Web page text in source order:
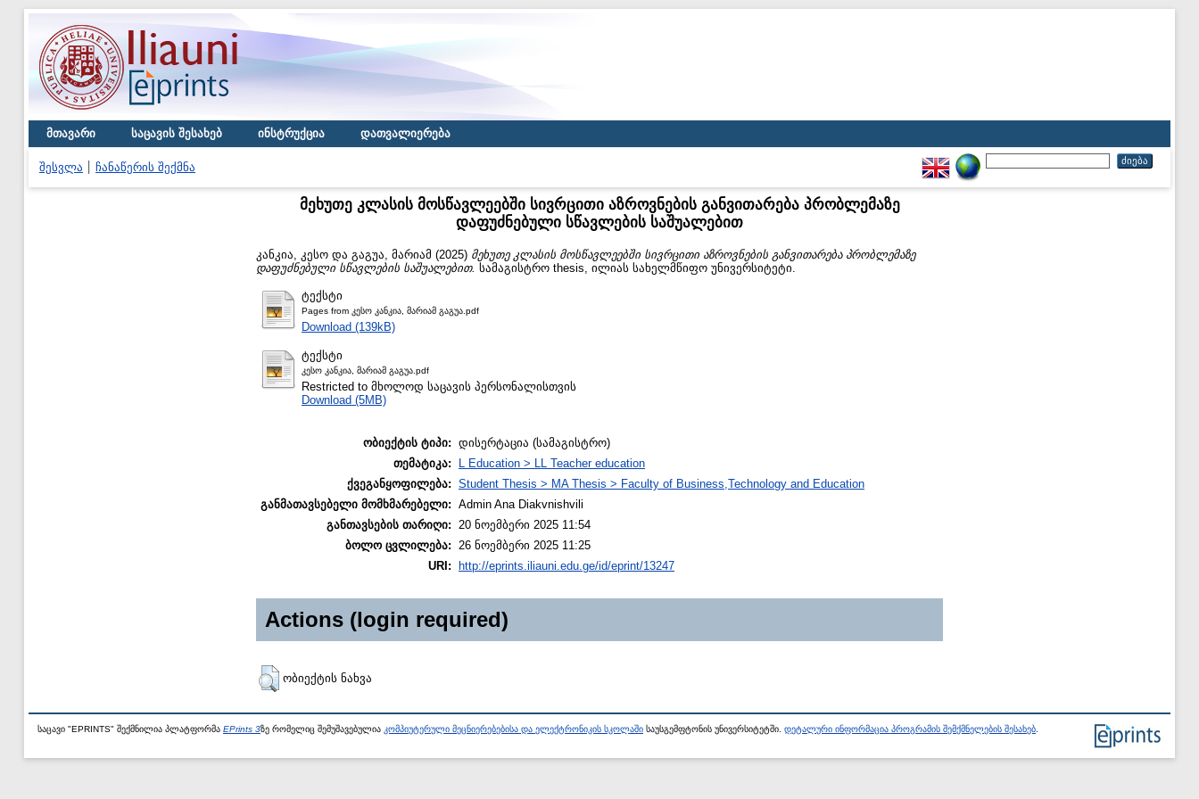
მთავარი საცავის შესახებ ინსტრუქცია დათვალიერება
შესვლა ჩანაწერის შექმნა
მეხუთე კლასის მოსწავლეებში სივრცითი აზროვნების განვითარება პრობლემაზე
დაფუძნებული სწავლების საშუალებით
კანკია, კესო და გაგუა, მარიამ (2025) მეხუთე კლასის მოსწავლეებში სივრცითი აზროვნების განვითარება პრობლემაზე
დაფუძნებული სწავლების საშუალებით. სამაგისტრო thesis, ილიას სახელმწიფო უნივერსიტეტი.
ტექსტი
Pages from კესო კანკია, მარიამ გაგუა.pdf
Download (139kB)
ტექსტი
კესო კანკია, მარიამ გაგუა.pdf
Restricted to მხოლოდ საცავის პერსონალისთვის
Download (5MB)
ობიექტის ტიპი: დისერტაცია (სამაგისტრო)
თემატიკა:
L Education > LL Teacher education
ქვეგანყოფილება: Student Thesis > MA Thesis > Faculty of Business,Technology and Education
განმათავსებელი მომხმარებელი: Admin Ana Diakvnishvili
განთავსების თარიღი: 20 ნოემბერი 2025 11:54
ბოლო ცვლილება: 26 ნოემბერი 2025 11:25
URI:
http://eprints.iliauni.edu.ge/id/eprint/13247
Actions (login required)
ობიექტის ნახვა
საცავი "EPRINTS" შექმნილია პლატფორმა EPrints 3ზე რომელიც შემუშავებულია კომპიუტერული მეცნიერებებისა და ელექტრონიკის სკოლაში საუსგემფტონის უნივერსიტეტში. დეტალური ინფორმაცია პროგრამის შემქმნელების შესახებ.